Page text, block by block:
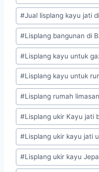
#Jual lisplang kayu jati
#Lisplang bangunan di
#Lisplang kayu untuk
#Lisplang kayu untuk
#Lisplang rumah
#Lisplang ukir Kayu jati
#Lisplang ukir kayu jati
#Lisplang ukir kayu